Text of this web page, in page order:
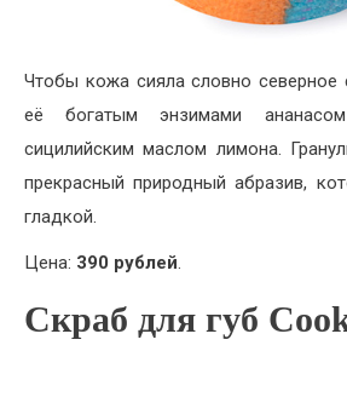
Чтобы кожа сияла словно северное
её богатым энзимами
сицилийским маслом лимона.
прекрасный природный абразив,
гладкой.
Цена: 390 рублей.
Скраб для губ